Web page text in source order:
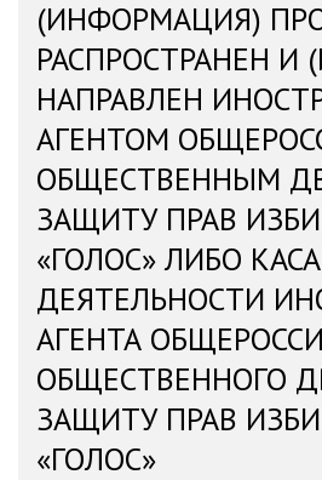
(ИНФОРМАЦИЯ)
РАСПРОСТРАНЕН И
НАПРАВЛЕН
АГЕНТОМ
ОБЩЕСТВЕННЫМ
ЗАЩИТУ ПРАВ
«ГОЛОС» ЛИБО
ДЕЯТЕЛЬНОСТИ
АГЕНТА
ОБЩЕСТВЕННОГО
ЗАЩИТУ ПРАВ
«ГОЛОС»